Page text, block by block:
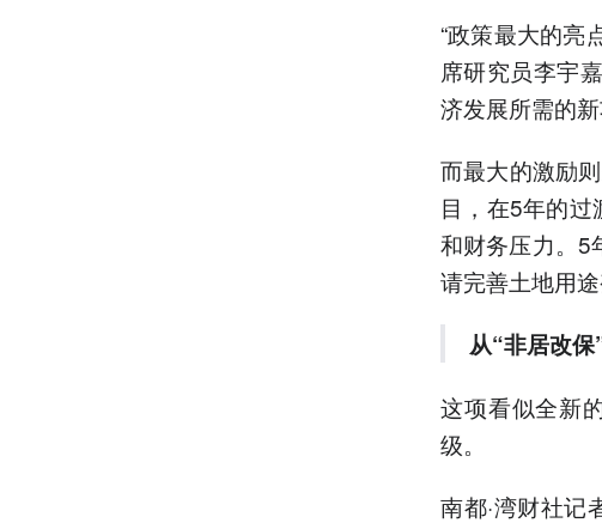
“政策最大的亮
席研究员李宇
济发展所需的
而最大的激励
目，在5年的
和财务压力。5
请完善土地用
从“非居改
这项看似全新
级。
南都·湾财社记